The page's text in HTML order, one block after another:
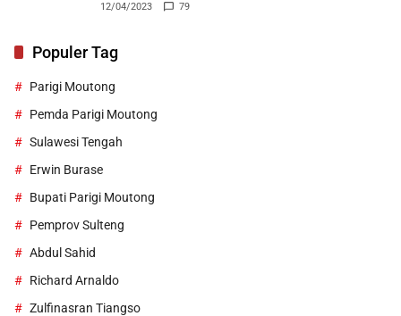
12/04/2023 79
Populer Tag
Parigi Moutong
Pemda Parigi Moutong
Sulawesi Tengah
Erwin Burase
Bupati Parigi Moutong
Pemprov Sulteng
Abdul Sahid
Richard Arnaldo
Zulfinasran Tiangso